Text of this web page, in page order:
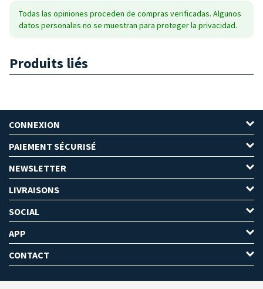
Todas las opiniones proceden de compras verificadas. Algunos
datos personales no se muestran para proteger la privacidad.
Produits liés
CONNEXION
PAIEMENT SÉCURISÉ
NEWSLETTER
LIVRAISONS
SOCIAL
APP
CONTACT